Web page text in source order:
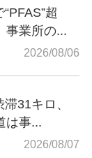
超
業所の...
2026/08/06
31キロ、
は事...
2026/08/07